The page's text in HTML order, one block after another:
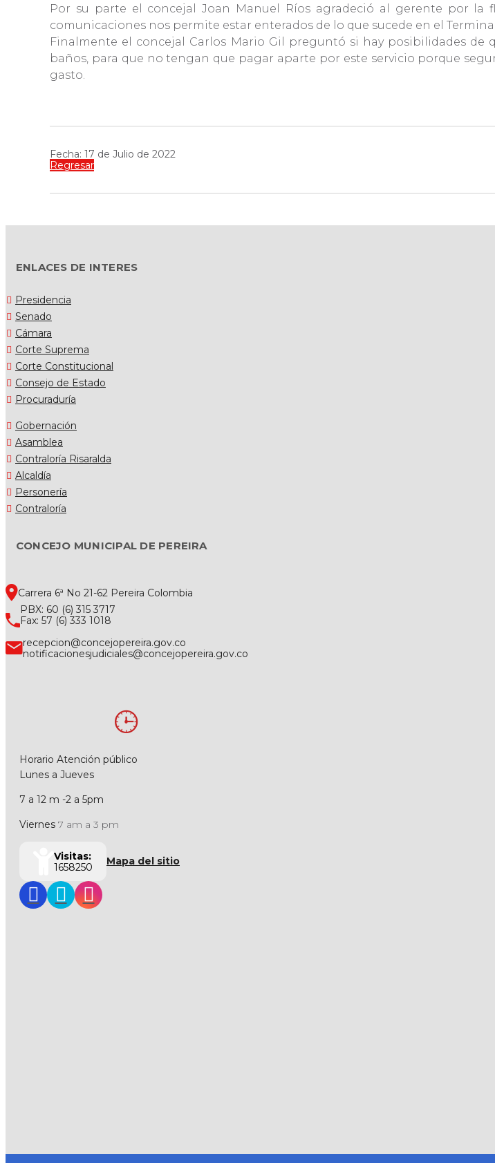
Por su parte el concejal Joan Manuel Ríos agradeció al gerente por la
comunicaciones nos permite estar enterados de lo que sucede en el
Finalmente el concejal Carlos Mario Gil preguntó si hay posibilidades
baños, para que no tengan que pagar aparte por este servicio porque
gasto.
Fecha: 17 de Julio de 2022
Regresar
ENLACES DE INTERES
Presidencia
Senado
Cámara
Corte Suprema
Corte Constitucional
Consejo de Estado
Procuraduría
Gobernación
Asamblea
Contraloría Risaralda
Alcaldía
Personería
Contraloría
CONCEJO MUNICIPAL DE PEREIRA
Carrera 6ª No 21-62 Pereira Colombia
PBX: 60 (6) 315 3717
Fax: 57 (6) 333 1018
recepcion@concejopereira.gov.co
notificacionesjudiciales@concejopereira.gov.co
Horario Atención público
Lunes a Jueves
7 a 12 m -2 a 5pm
Viernes 7 am a 3 pm
Visitas:
1658250
Mapa del sitio